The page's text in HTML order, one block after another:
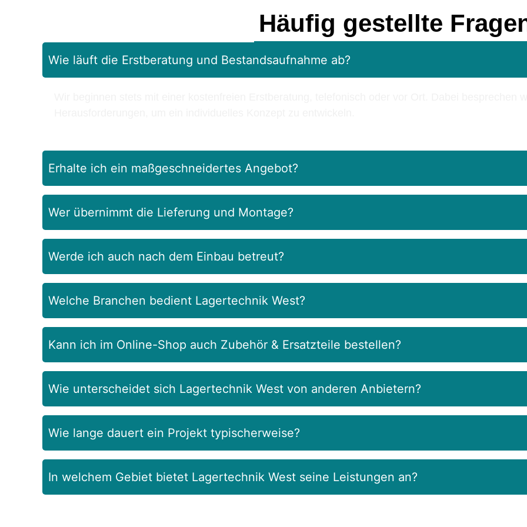
Häufig gestellte
Wie läuft die Erstberatung und Bestandsaufnahme ab?
Erhalte ich ein maßgeschneidertes Angebot?
Wer übernimmt die Lieferung und Montage?
Werde ich auch nach dem Einbau betreut?
Welche Branchen bedient Lagertechnik West?
Kann ich im Online-Shop auch Zubehör & Ersatzteile bestellen?
Wie unterscheidet sich Lagertechnik West von anderen Anbietern?
Wie lange dauert ein Projekt typischerweise?
In welchem Gebiet bietet Lagertechnik West seine Leistungen an?